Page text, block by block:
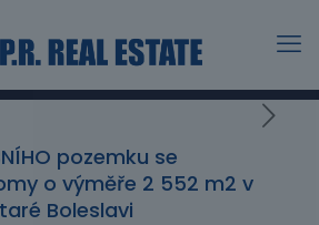
pozemku se
o výměře 2 552 m2 v
Boleslavi